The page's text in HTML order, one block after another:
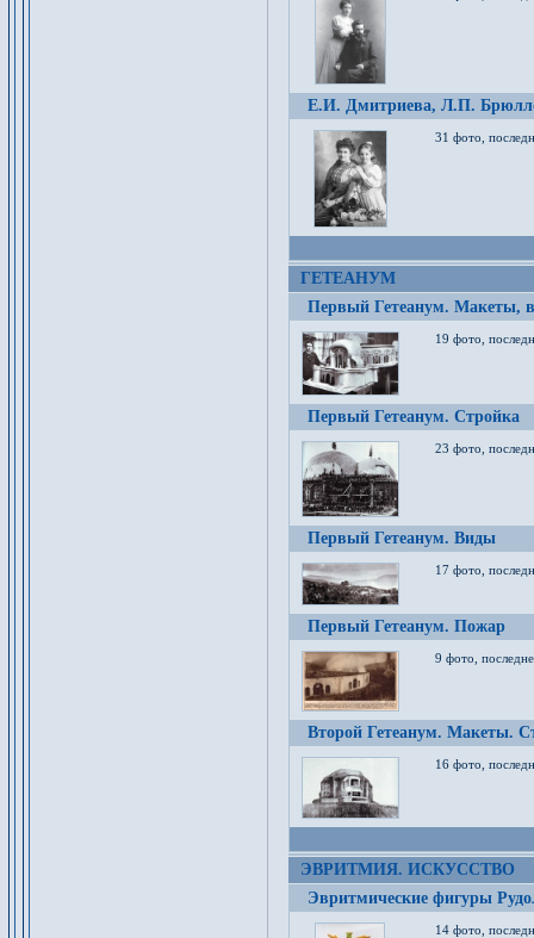
Е.И. Дмитриева, Л.П.
31 фото,
ГЕТЕАНУМ
Первый Гетеанум. Макеты,
19 фото,
Первый Гетеанум. Стройка
23 фото,
Первый Гетеанум. Виды
17 фото,
Первый Гетеанум. Пожар
9 фото,
Второй Гетеанум. Макеты.
16 фото,
ЭВРИТМИЯ. ИСКУССТВО
Эвритмические фигуры
14 фото,